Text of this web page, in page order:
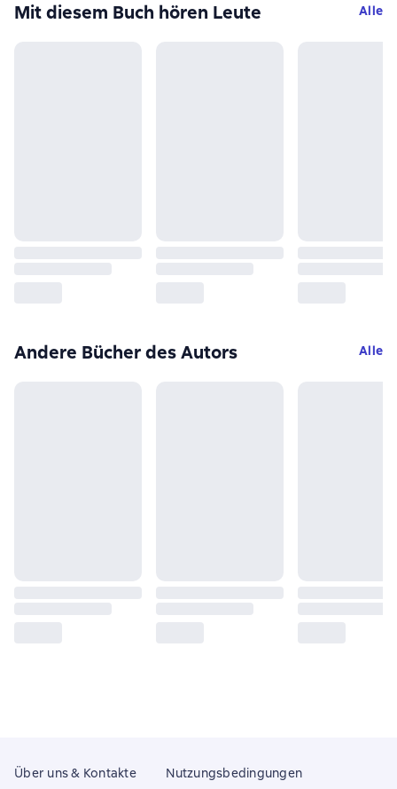
Mit diesem Buch hören Leute Alle
Andere Bücher des Autors Alle
Über uns & Kontakte Nutzungsbedingungen